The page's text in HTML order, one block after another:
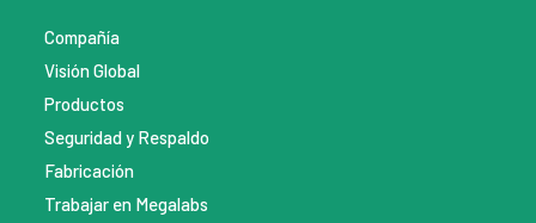
Compañía
Visión Global
Productos
Seguridad y Respaldo
Fabricación
Trabajar en Megalabs